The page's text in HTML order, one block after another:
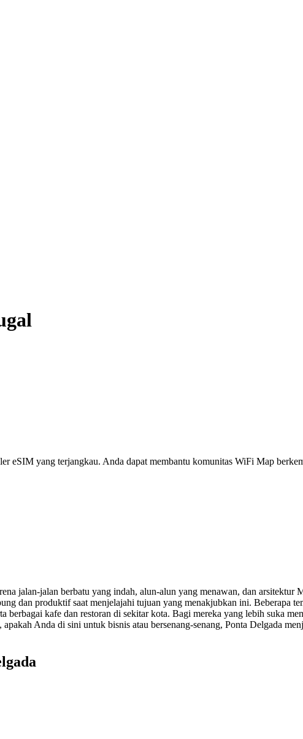
eSIM yang terjangkau. Anda dapat membantu komunitas WiFi Map
jalan-jalan berbatu yang indah, alun-alun yang menawan, dan
dan produktif saat menjelajahi tujuan yang menakjubkan ini. Beberapa
berbagai kafe dan restoran di sekitar kota. Bagi mereka yang lebih suka
Anda di sini untuk bisnis atau bersenang-senang, Ponta Delgada